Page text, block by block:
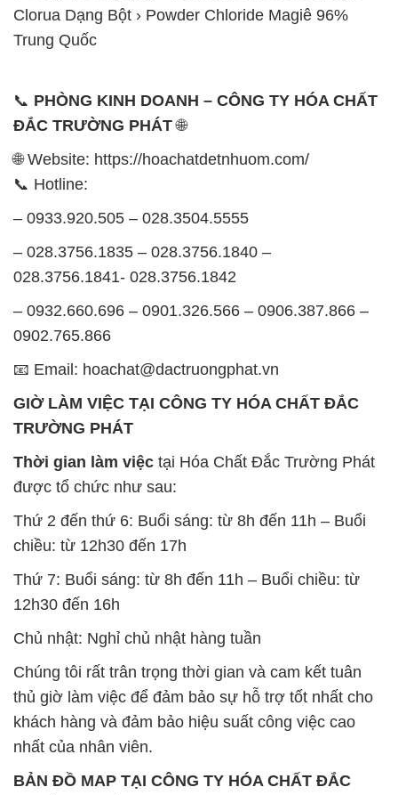
Clorua Dạng Bột › Powder Chloride Magiê 96%
Trung Quốc
📞 PHÒNG KINH DOANH – CÔNG TY HÓA CHẤT
ĐẮC TRƯỜNG PHÁT🌐
🌐 Website: https://hoachatdetnhuom.com/
📞 Hotline:
– 0933.920.505 – 028.3504.5555
– 028.3756.1835 – 028.3756.1840 –
028.3756.1841- 028.3756.1842
– 0932.660.696 – 0901.326.566 – 0906.387.866 –
0902.765.866
📧 Email: hoachat@dactruongphat.vn
GIỜ LÀM VIỆC TẠI CÔNG TY HÓA CHẤT ĐẮC
TRƯỜNG PHÁT
Thời gian làm việc tại Hóa Chất Đắc Trường Phát
được tổ chức như sau:
Thứ 2 đến thứ 6: Buổi sáng: từ 8h đến 11h – Buổi
chiều: từ 12h30 đến 17h
Thứ 7: Buổi sáng: từ 8h đến 11h – Buổi chiều: từ
12h30 đến 16h
Chủ nhật: Nghỉ chủ nhật hàng tuần
Chúng tôi rất trân trọng thời gian và cam kết tuân
thủ giờ làm việc để đảm bảo sự hỗ trợ tốt nhất cho
khách hàng và đảm bảo hiệu suất công việc cao
nhất của nhân viên.
BẢN ĐỒ MAP TẠI CÔNG TY HÓA CHẤT ĐẮC